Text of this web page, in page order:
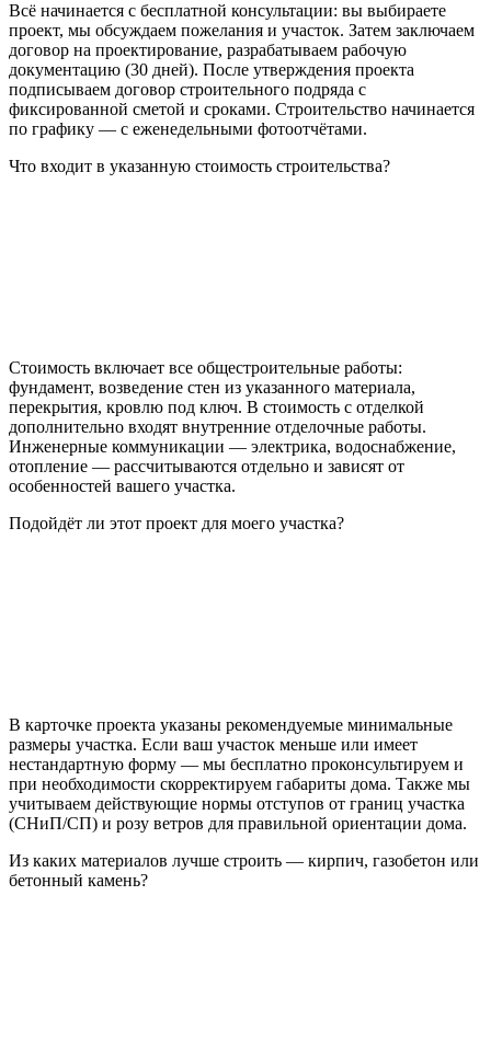
Всё начинается с бесплатной консультации: вы выбираете
проект, мы обсуждаем пожелания и участок. Затем заключаем
договор на проектирование, разрабатываем рабочую
документацию (30 дней). После утверждения проекта
подписываем договор строительного подряда с
фиксированной сметой и сроками. Строительство начинается
по графику — с еженедельными фотоотчётами.
Что входит в указанную стоимость строительства?
Стоимость включает все общестроительные работы:
фундамент, возведение стен из указанного материала,
перекрытия, кровлю под ключ. В стоимость с отделкой
дополнительно входят внутренние отделочные работы.
Инженерные коммуникации — электрика, водоснабжение,
отопление — рассчитываются отдельно и зависят от
особенностей вашего участка.
Подойдёт ли этот проект для моего участка?
В карточке проекта указаны рекомендуемые минимальные
размеры участка. Если ваш участок меньше или имеет
нестандартную форму — мы бесплатно проконсультируем и
при необходимости скорректируем габариты дома. Также мы
учитываем действующие нормы отступов от границ участка
(СНиП/СП) и розу ветров для правильной ориентации дома.
Из каких материалов лучше строить — кирпич, газобетон или
бетонный камень?